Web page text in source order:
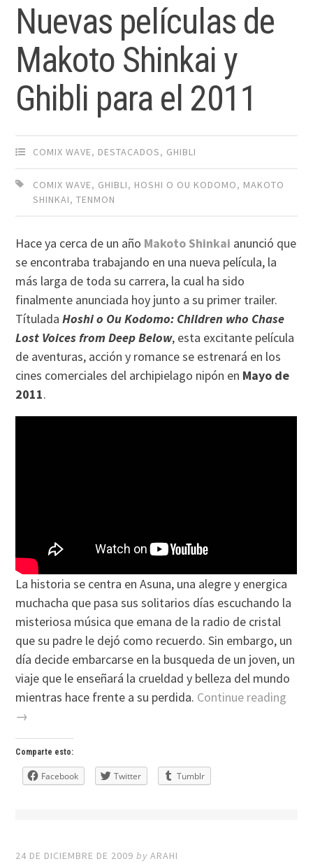
Nuevas películas de
Makoto Shinkai y
Ghibli para el 2011
COMIX WAVE, DESTACADOS, GHIBLI
COMIX WAVE, GHIBLI, HOSHI O OU KODOMO, MAKOTO
SHINKAI,TENMON
Hace ya cerca de un año Makoto Shinkai anunció que
se encontraba trabajando en una nueva película, la
más larga de toda su carrera, la cual ha sido
finalmente anunciada hoy junto a su primer trailer.
TítuladaHoshi o Ou Kodomo: Children who Chase
Lost Voices from Deep Below, esta excitante película
de aventuras, acción y romance se estrenará en los
cines comerciales del archipielago nipón en Mayo de
2011.
La historia se centra en Asuna, una alegre y energica
muchacha que pasa sus solitarios días escuchando la
misteriosa música que emana de la radio de cristal
que su padre le dejó como recuerdo. Sin embargo, un
día decide embarcarse en la busqueda de un joven, un
viaje que le enseñará la crueldad y belleza del mundo
mientras hace frente a su perdida. Continue reading
→
Comparte esto:
Facebook Twitter Tumblr
24 DE DICIEMBRE DE 2009 byARAHI